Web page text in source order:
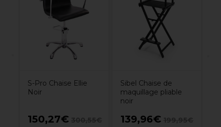
S-Pro Chaise Ellie
Noir
150,27€
Sibel Chaise de
maquillage pliable
noir
139,96€